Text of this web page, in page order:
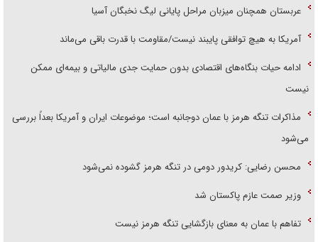
عربستان همچنان میزبان مراحل پایانی لیگ نخبگان آسیا
آمریکا به هیچ توافقی پایبند نیست/مقاومت با قدرت باقی می‌ماند
ادامه حیات بنگاه‌های اقتصادی بدون حمایت جدی مالیاتی و بیمه‌ای ممکن
نیست
مذاکرات تنگه هرمز با عمان دوجانبه است؛ موضوعات ایران و آمریکا بعداً بررسی
می‌شود
محسن رضایی: کریدور دومی در تنگه هرمز گشوده نمی‌شود
وزیر صمت عازم پاکستان شد
تفاهم با عمان به معنای بازگشایی تنگه هرمز نیست